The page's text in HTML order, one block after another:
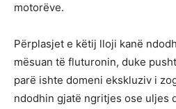
motorëve.
Përplasjet e këtij lloji kanë
mësuan të fluturonin, duke
parë ishte domeni ekskluziv i
ndodhin gjatë ngritjes ose uljes